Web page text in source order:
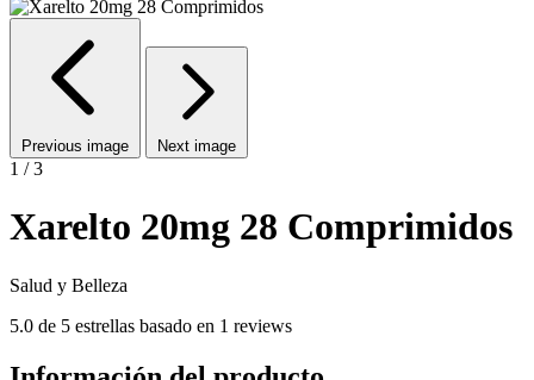
Previous image Next image
1 / 3
Xarelto 20mg 28 Comprimidos
Salud y Belleza
5.0 de 5 estrellas basado en 1 reviews